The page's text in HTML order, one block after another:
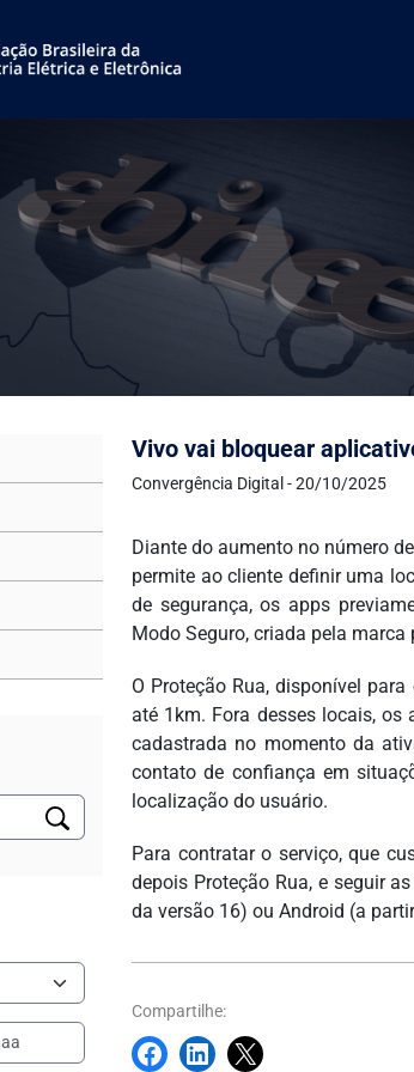
Vivo vai bloquear
Convergência Digital - 20/10/2025
Diante do aumento no número
permite ao cliente definir uma
de segurança, os apps
Modo Seguro, criada pela
O Proteção Rua, disponível
até 1km. Fora desses locais,
cadastrada no momento da
contato de confiança em
localização do usuário.
Para contratar o serviço, que
depois Proteção Rua, e seguir
da versão 16) ou Android (a
Compartilhe: